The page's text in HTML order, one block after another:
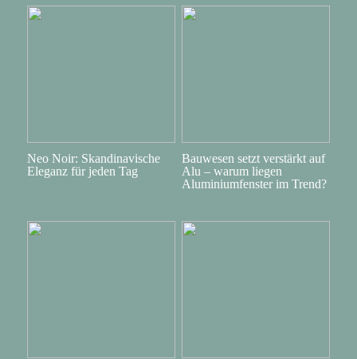
Neo Noir: Skandinavische
Eleganz für jeden Tag
Bauwesen setzt verstärkt auf
Alu – warum liegen
Aluminiumfenster im Trend?